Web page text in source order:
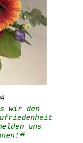
wir den
uns